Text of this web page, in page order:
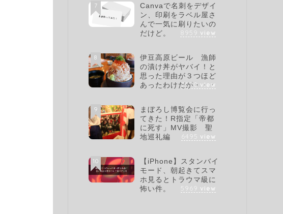
7
Canvaで名刺をデザイ
ン、印刷をラベル屋さ
んで一気に刷りたいの
だけど。
8959 view
8
伊豆高原ビール 漁師
の漬け丼がヤバイ！と
思った理由が３つほど
あったわけだが・・・
7570 view
9
まぼろし博覧会に行っ
てきた！R指定「帝都
に死す」MV撮影 聖
地巡礼編
6495 view
10
【iPhone】スタンバイ
モード、朝起きてスマ
ホ見るとトラウマ級に
怖い件。
5969 view